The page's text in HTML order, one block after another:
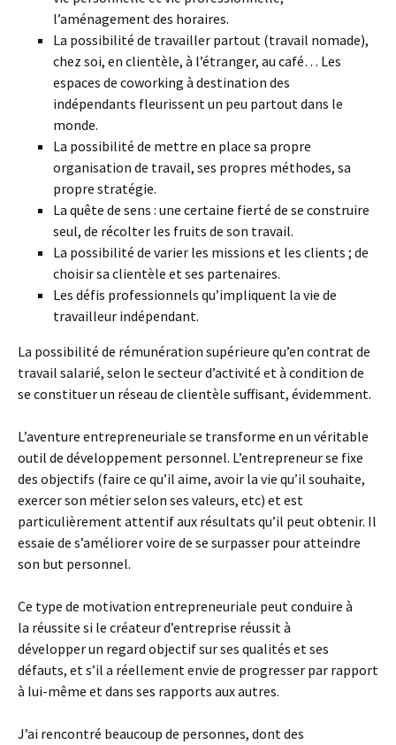
l’aménagement des horaires.
La possibilité de travailler partout (travail nomade),
chez soi, en clientèle, à l’étranger, au café… Les
espaces de coworking à destination des
indépendants fleurissent un peu partout dans le
monde.
La possibilité de mettre en place sa propre
organisation de travail, ses propres méthodes, sa
propre stratégie.
La quête de sens : une certaine fierté de se construire
seul, de récolter les fruits de son travail.
La possibilité de varier les missions et les clients ; de
choisir sa clientèle et ses partenaires.
Les défis professionnels qu’impliquent la vie de
travailleur indépendant.
La possibilité de rémunération supérieure qu’en contrat de
travail salarié, selon le secteur d’activité et à condition de
se constituer un réseau de clientèle suffisant, évidemment.
L’aventure entrepreneuriale se transforme en un véritable
outil de développement personnel. L’entrepreneur se fixe
des objectifs (faire ce qu’il aime, avoir la vie qu’il souhaite,
exercer son métier selon ses valeurs, etc) et est
particulièrement attentif aux résultats qu’il peut obtenir. Il
essaie de s’améliorer voire de se surpasser pour atteindre
son but personnel.
Ce type de motivation entrepreneuriale peut conduire à
la réussite si le créateur d’entreprise réussit à
développer un regard objectif sur ses qualités et ses
défauts, et s’il a réellement envie de progresser par rapport
à lui-même et dans ses rapports aux autres.
J’ai rencontré beaucoup de personnes, dont des